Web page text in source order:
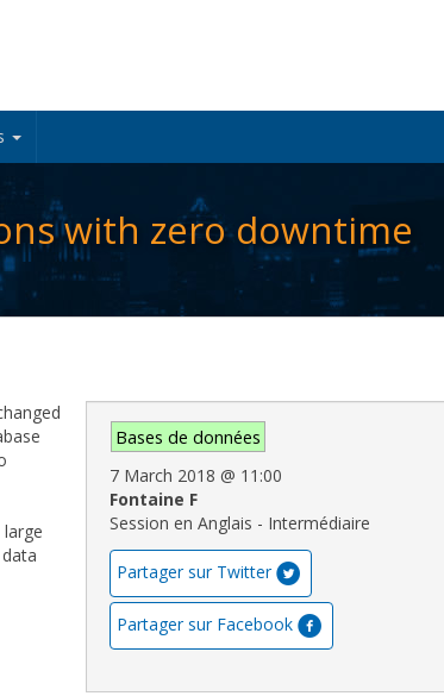
with zero downtime
Bases de données
7 March 2018 @ 11:00
Fontaine F
Session en Anglais - Intermédiaire
Partager sur Twitter
Partager sur Facebook